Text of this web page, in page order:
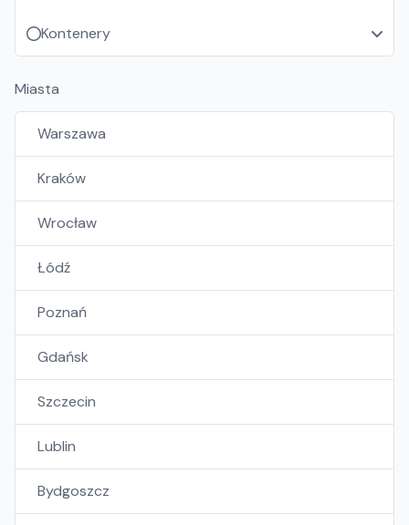
Kontenery
Miasta
Warszawa
Kraków
Wrocław
Łódź
Poznań
Gdańsk
Szczecin
Lublin
Bydgoszcz